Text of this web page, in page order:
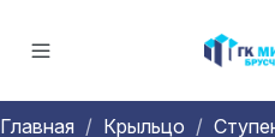
Главная Крыльцо